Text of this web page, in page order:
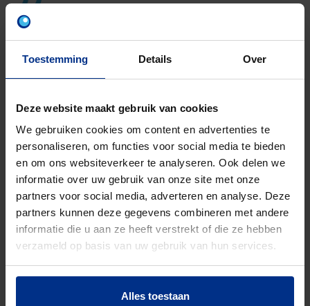
Toestemming Details Over
Deze website maakt gebruik van cookies
We gebruiken cookies om content en advertenties te
personaliseren, om functies voor social media te bieden
en om ons websiteverkeer te analyseren. Ook delen we
informatie over uw gebruik van onze site met onze
partners voor social media, adverteren en analyse. Deze
partners kunnen deze gegevens combineren met andere
informatie die u aan ze heeft verstrekt of die ze hebben
verzameld op basis van uw gebruik van hun services.
Alles toestaan
DOOR ALS EEN TEAM
SAMEN TE WERKEN,
BOUWEN WE MEER DAN
EEN DORP: WE BOUWEN
AAN VERTROUWEN.
Marcel Scucces, Business Manager Direct Sales,
Pipelife Nederland
Teamwork en de samenwerking met collega’s, klanten
en partners levert een unieke combinatie op van
vaardigheden, ervaringen en creativiteit. Samen geven
een veilige en gezonde leefomgeving.